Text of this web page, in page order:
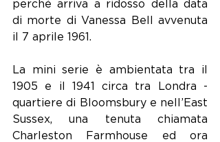
perché arriva a ridosso della data
di morte di Vanessa Bell avvenuta
il 7 aprile 1961.
La mini serie è ambientata tra il
1905 e il 1941 circa tra Londra -
quartiere di Bloomsbury e nell’East
Sussex, una tenuta chiamata
Charleston Farmhouse ed ora